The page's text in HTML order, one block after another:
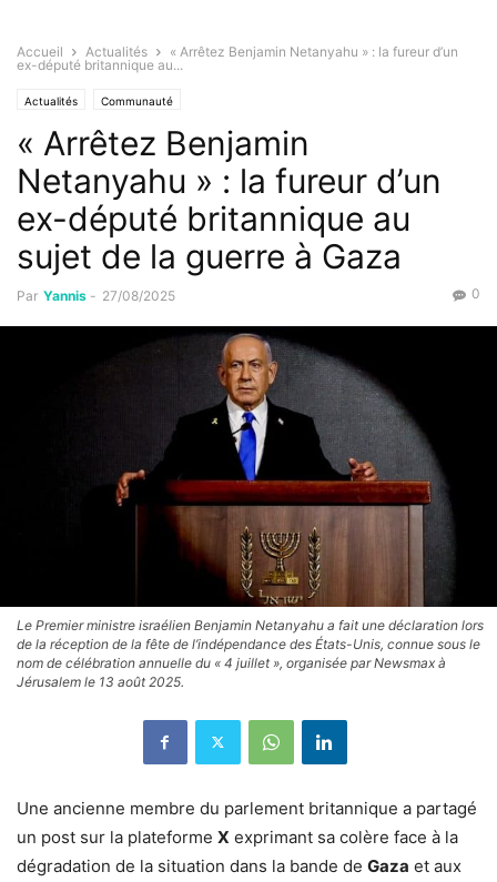
Accueil Actualités
« Arrêtez Benjamin Netanyahu » : la fureur d’un
ex-député britannique au...
Actualités Communauté
« Arrêtez Benjamin
Netanyahu » : la fureur d’un
ex-député britannique au
sujet de la guerre à Gaza
Par Yannis - 27/08/2025 0
Le Premier ministre israélien Benjamin Netanyahu a fait une déclaration lors
de la réception de la fête de l’indépendance des États-Unis, connue sous le
nom de célébration annuelle du « 4 juillet », organisée par Newsmax à
Jérusalem le 13 août 2025.
Une ancienne membre du parlement britannique a partagé
un post sur la plateforme X exprimant sa colère face à la
dégradation de la situation dans la bande de Gaza et aux